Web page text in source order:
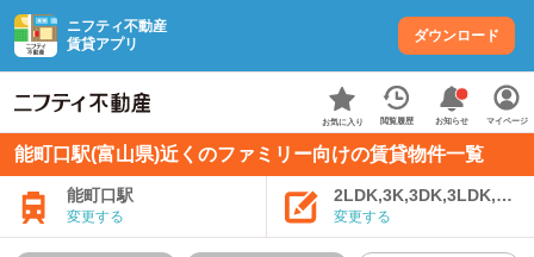
ニフティ不動産
賃貸アプリ
ダウンロード
お気に入り 閲覧履歴 お知らせ マイページ
能町口駅(富山県)近くのファミリー向けの賃貸物件一覧
能町口駅
変更する 変更する